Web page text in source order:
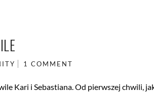
1 COMMENT
Kari i Sebastiana. Od pierwszej chwili,